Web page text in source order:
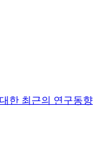
한 최근의 연구동향